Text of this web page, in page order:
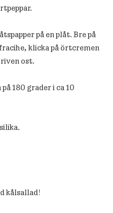
på en plåt. Bre på
klicka på örtcremen
ost.
180 grader i ca 10
kålsallad!